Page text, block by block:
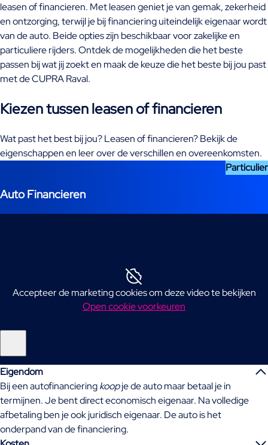
leasen of financieren. Met leasen geniet je van gemak, zekerheid
en ontzorging, terwijl je bij financiering uiteindelijk eigenaar wordt
van de auto. Beide opties zijn beschikbaar voor zakelijke en
particuliere rijders. Ontdek de mogelijkheden die het beste
passen bij wat jij zoekt en maak de keuze die het beste bij jou past
met de CUPRA Raval.
Kiezen tussen leasen of financieren
Wat past het best bij jou? Leasen of financieren? Bekijk de
eigenschappen en leer over de verschillen en overeenkomsten.
Particulier
Auto Financieren
Accepteer de marketing cookies om deze video te bekijken
Open cookie voorkeuren
Eigendom
Bij een autofinancieringkoopje de auto maar betaal je in
termijnen. Je bent direct economisch eigenaar. Na volledige
afbetaling ben je ook juridisch eigenaar. De auto is het
onderpand van de financiering.